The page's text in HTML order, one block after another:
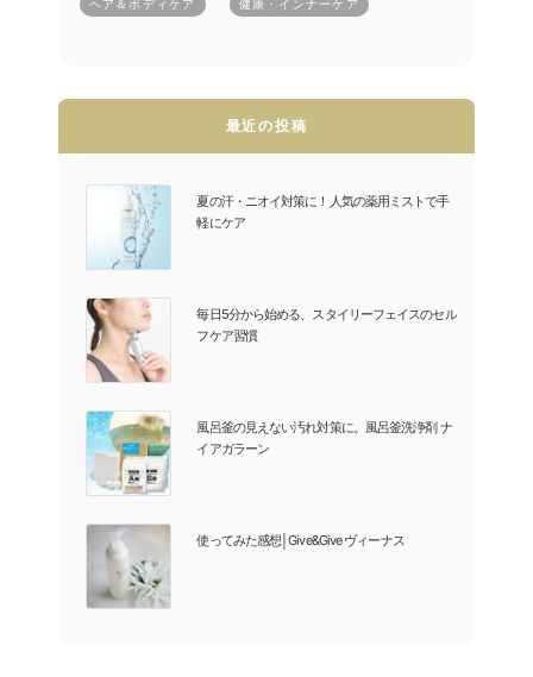
ヘア＆ボディケア 健康・インナーケア
最近の投稿
夏の汗・ニオイ対策に！人気の薬用ミストで手
軽にケア
毎日5分から始める、スタイリーフェイスのセル
フケア習慣
風呂釜の見えない汚れ対策に。風呂釜洗浄剤 ナ
イアガラーン
使ってみた感想│Give&Give ヴィーナス